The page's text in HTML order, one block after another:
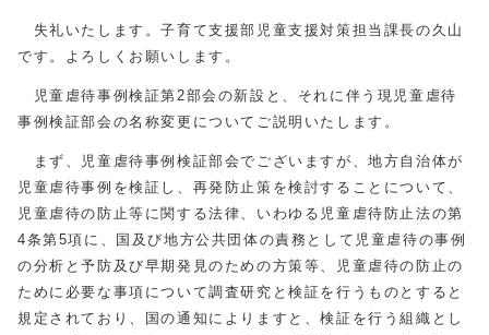
失礼いたします。子育て支援部児童支援対策担当課長の久山
です。よろしくお願いします。
児童虐待事例検証第2部会の新設と、それに伴う現児童虐待
事例検証部会の名称変更についてご説明いたします。
まず、児童虐待事例検証部会でございますが、地方自治体が
児童虐待事例を検証し、再発防止策を検討することについて、
児童虐待の防止等に関する法律、いわゆる児童虐待防止法の第
4条第5項に、国及び地方公共団体の責務として児童虐待の事例
の分析と予防及び早期発見のための方策等、児童虐待の防止の
ために必要な事項について調査研究と検証を行うものとすると
規定されており、国の通知によりますと、検証を行う組織とし